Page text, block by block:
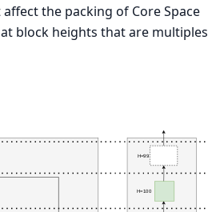
the packing of Core Space
block heights that are multiples